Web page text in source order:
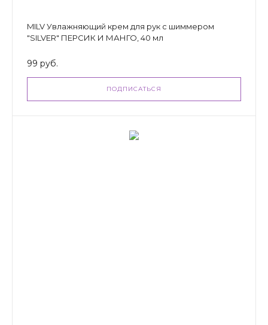
MILV Увлажняющий крем для рук с шиммером
"SILVER" ПЕРСИК И МАНГО, 40 мл
99 руб.
ПОДПИСАТЬСЯ